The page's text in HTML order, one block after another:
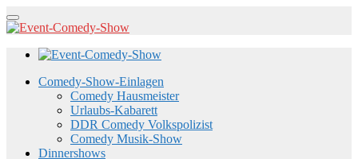
Comedy-Show-Einlagen
Comedy Hausmeister
Urlaubs-Kabarett
DDR Comedy Volkspolizist
Comedy Musik-Show
Dinnershows